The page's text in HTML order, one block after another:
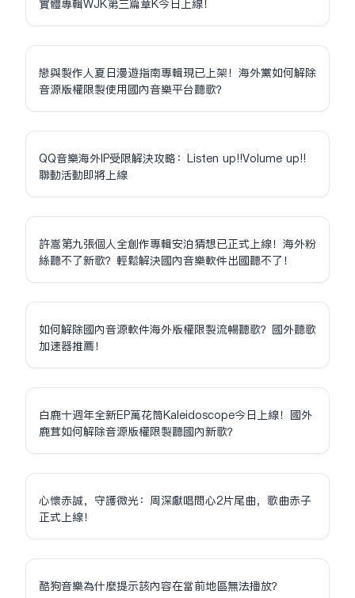
實體專輯WJK第三篇章K今日上線！
戀與製作人夏日漫遊指南專輯現已上架！海外黨如何解除
音源版權限制使用國內音樂平台聽歌？
QQ音樂海外IP受限解決攻略：Listen up!!Volume up!!
聯動活動即將上線
許嵩第九張個人全創作專輯安泊猜想已正式上線！海外粉
絲聽不了新歌？輕鬆解決國內音樂軟件出國聽不了！
如何解除國內音源軟件海外版權限制流暢聽歌？國外聽歌
加速器推薦！
白鹿十週年全新EP萬花筒Kaleidoscope今日上線！國外
鹿茸如何解除音源版權限制聽國內新歌？
心懷赤誠，守護微光：周深獻唱問心2片尾曲，歌曲赤子
正式上線！
酷狗音樂為什麼提示該內容在當前地區無法播放？